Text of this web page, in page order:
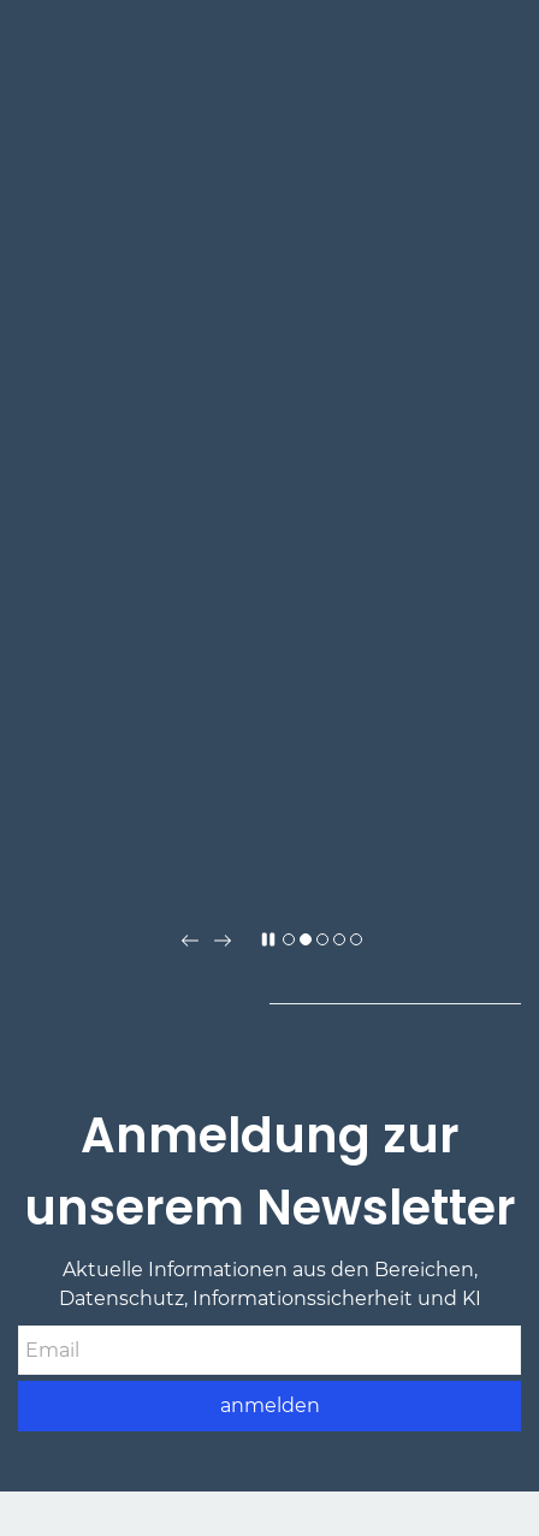
Anmeldung zur
unserem Newsletter
Aktuelle Informationen aus den Bereichen,
Datenschutz, Informationssicherheit und KI
anmelden